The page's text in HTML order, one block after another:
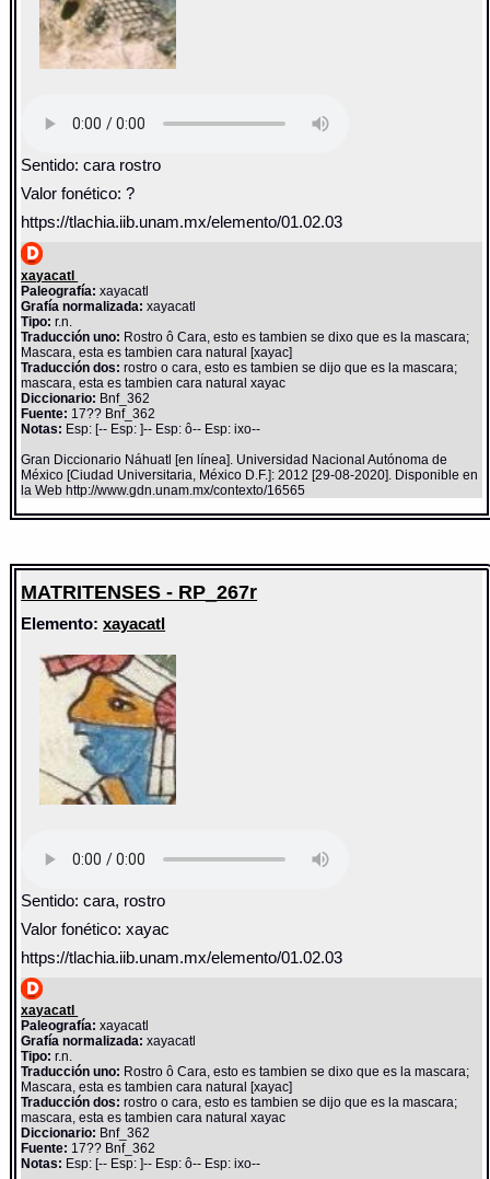
Sentido: cara rostro
Valor fonético: ?
https://tlachia.iib.unam.mx/elemento/01.02.03
xayacatl
Paleografía: xayacatl
Grafía normalizada: xayacatl
Tipo: r.n.
Traducción uno: Rostro ô Cara, esto es tambien se dixo que es la mascara;
Mascara, esta es tambien cara natural [xayac]
Traducción dos: rostro o cara, esto es tambien se dijo que es la mascara;
mascara, esta es tambien cara natural xayac
Diccionario: Bnf_362
Fuente: 17?? Bnf_362
Notas: Esp: [-- Esp: ]-- Esp: ô-- Esp: ixo--
Gran Diccionario Náhuatl [en línea]. Universidad Nacional Autónoma de
México [Ciudad Universitaria, México D.F.]: 2012 [29-08-2020]. Disponible en
la Web http://www.gdn.unam.mx/contexto/16565
MATRITENSES - RP_267r
Elemento:xayacatl
Sentido: cara, rostro
Valor fonético: xayac
https://tlachia.iib.unam.mx/elemento/01.02.03
xayacatl
Paleografía: xayacatl
Grafía normalizada: xayacatl
Tipo: r.n.
Traducción uno: Rostro ô Cara, esto es tambien se dixo que es la mascara;
Mascara, esta es tambien cara natural [xayac]
Traducción dos: rostro o cara, esto es tambien se dijo que es la mascara;
mascara, esta es tambien cara natural xayac
Diccionario: Bnf_362
Fuente: 17?? Bnf_362
Notas: Esp: [-- Esp: ]-- Esp: ô-- Esp: ixo--